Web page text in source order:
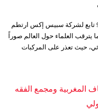
يُعتقد أن جزءاً ضخماً تائهاً من صاروخ فالكون 9 تابع لشركة سبيس إكس ارتطم
العلماء حول العالم صوراً
حيث تعذر على المركبات
المغربية ومجمع الفقه